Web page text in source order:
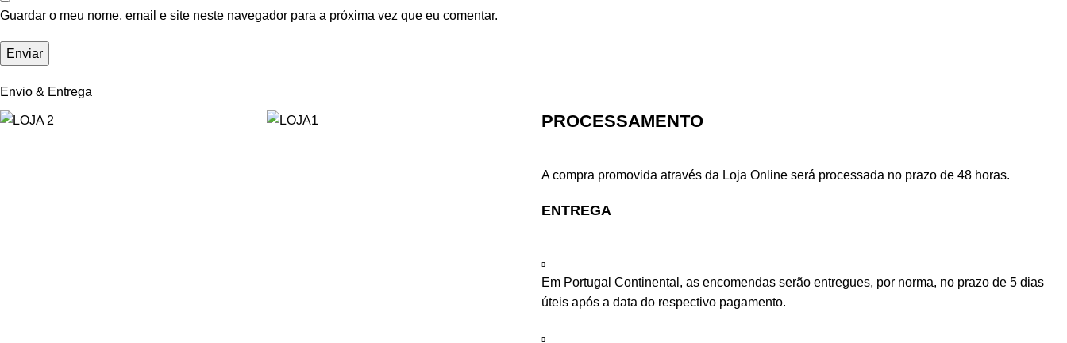
Guardar o meu nome, email e site neste navegador para a próxima vez que eu comentar.
Envio & Entrega
PROCESSAMENTO
A compra promovida através da Loja Online será processada no prazo de 48 horas.
ENTREGA
Em Portugal Continental, as encomendas serão entregues, por norma, no prazo de 5 dias
úteis após a data do respectivo pagamento.